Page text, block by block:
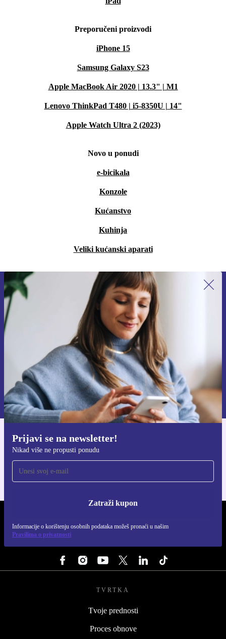
Preporučeni proizvodi
iPhone 15
Samsung Galaxy S23
Apple MacBook Air 2020 | 13.3" | M1
Lenovo ThinkPad T480 | i5-8350U | 14"
Apple Watch Ultra 2 (2023)
Novo u ponudi
e-bicikala
Konzole
Kućanstvo
Kuhinja
Veliki kućanski aparati
Prijavi se na newsletter!
Nikad više ne propusti ponudu
Zatraži kupon
Informacije o korištenju osobnih podataka možeš pronaći u našim
Pravilima o privatnosti
Prijavi se na newsletter!
Nikad više ne propusti ponudu.
Zatraži kupon
Informacije o korištenju osobnih podataka možeš pronaći u našim
Pravilima privatnosti.
Preuzmi refurbed aplikaciju
Za iOS i Android
TVRTKA
Tvoje prednosti
Proces obnove